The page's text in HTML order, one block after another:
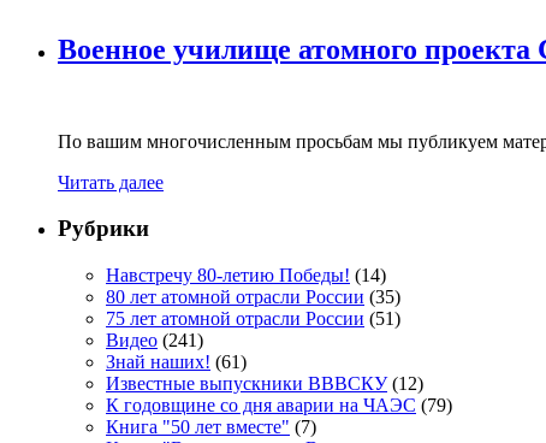
Военное училище атомного
По вашим многочисленным просьбам мы публикуем
Читать далее
Рубрики
Навстречу 80-летию Победы! (14)
80 лет атомной отрасли России (35)
75 лет атомной отрасли России (51)
Видео (241)
Знай наших! (61)
Известные выпускники ВВВСКУ(12)
К годовщине со дня аварии на ЧАЭС (79)
Книга "50 лет вместе" (7)